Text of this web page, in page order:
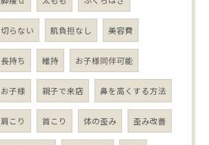
切らない 肌負担なし 美容費
長持ち 維持 お子様同伴可能
お子様 親子で来店 鼻を高くする方法
肩こり 首こり 体の歪み 歪み改善